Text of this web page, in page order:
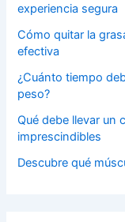
experiencia segura
Cómo quitar la
efectiva
¿Cuánto tiempo
peso?
Qué debe llevar un
imprescindibles
Descubre qué